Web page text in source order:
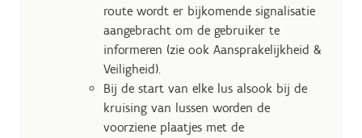
route wordt er bijkomende signalisatie
aangebracht om de gebruiker te
informeren (zie ook Aansprakelijkheid &
Veiligheid).
Bij de start van elke lus alsook bij de
kruising van lussen worden de
voorziene plaatjes met de